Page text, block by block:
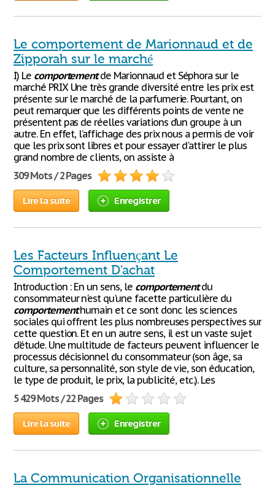
Le comportement de Marionnaud et de
Zipporah sur le marché
I) Le comportementde Marionnaud et Séphora sur le
marché PRIX Une très grande diversité entre les prix est
présente sur le marché de la parfumerie. Pourtant, on
peut remarquer que les différents points de vente ne
présentent pas de réelles variations d’un groupe à un
autre. En effet, l’affichage des prix nous a permis de voir
que les prix sont libres et pour essayer d'attirer le plus
grand nombre de clients, on assiste à
309 Mots / 2 Pages
Lire la suite Enregistrer
Les Facteurs Influençant Le
Comportement D'achat
Introduction : En un sens, le comportementdu
consommateur n'est qu'une facette particulière du
comportementhumain et ce sont donc les sciences
sociales qui offrent les plus nombreuses perspectives sur
cette question. Et en un autre sens, il est un vaste sujet
d’étude. Une multitude de facteurs peuvent influencer le
processus décisionnel du consommateur (son âge, sa
culture, sa personnalité, son style de vie, son éducation,
le type de produit, le prix, la publicité, etc.). Les
5 429 Mots / 22 Pages
Lire la suite Enregistrer
La Communication Organisationnelle